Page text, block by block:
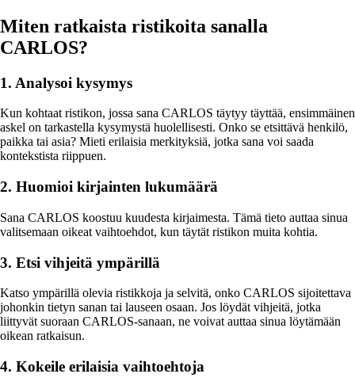
Miten ratkaista ristikoita sanalla
CARLOS?
1. Analysoi kysymys
Kun kohtaat ristikon, jossa sana CARLOS täytyy täyttää, ensimmäinen
askel on tarkastella kysymystä huolellisesti. Onko se etsittävä henkilö,
paikka tai asia? Mieti erilaisia merkityksiä, jotka sana voi saada
kontekstista riippuen.
2. Huomioi kirjainten lukumäärä
Sana CARLOS koostuu kuudesta kirjaimesta. Tämä tieto auttaa sinua
valitsemaan oikeat vaihtoehdot, kun täytät ristikon muita kohtia.
3. Etsi vihjeitä ympärillä
Katso ympärillä olevia ristikkoja ja selvitä, onko CARLOS sijoitettava
johonkin tietyn sanan tai lauseen osaan. Jos löydät vihjeitä, jotka
liittyvät suoraan CARLOS-sanaan, ne voivat auttaa sinua löytämään
oikean ratkaisun.
4. Kokeile erilaisia vaihtoehtoja